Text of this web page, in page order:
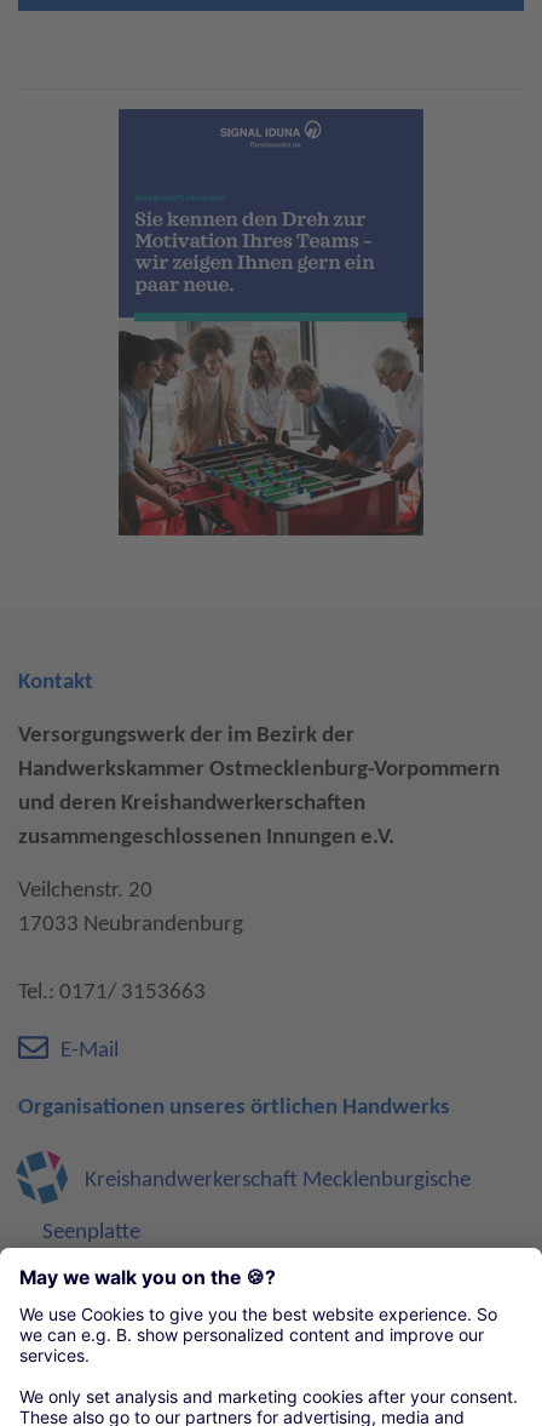
Kontakt
Versorgungswerk der im Bezirk der
Handwerkskammer Ostmecklenburg-Vorpommern
und deren Kreishandwerkerschaften
zusammengeschlossenen Innungen e.V.
Veilchenstr. 20
17033 Neubrandenburg
Tel.: 0171/ 3153663
E-Mail
Organisationen unseres örtlichen Handwerks
Kreishandwerkerschaft Mecklenburgische
Seenplatte
Kreishandwerkerschaft Vorpommern-
Greifswald